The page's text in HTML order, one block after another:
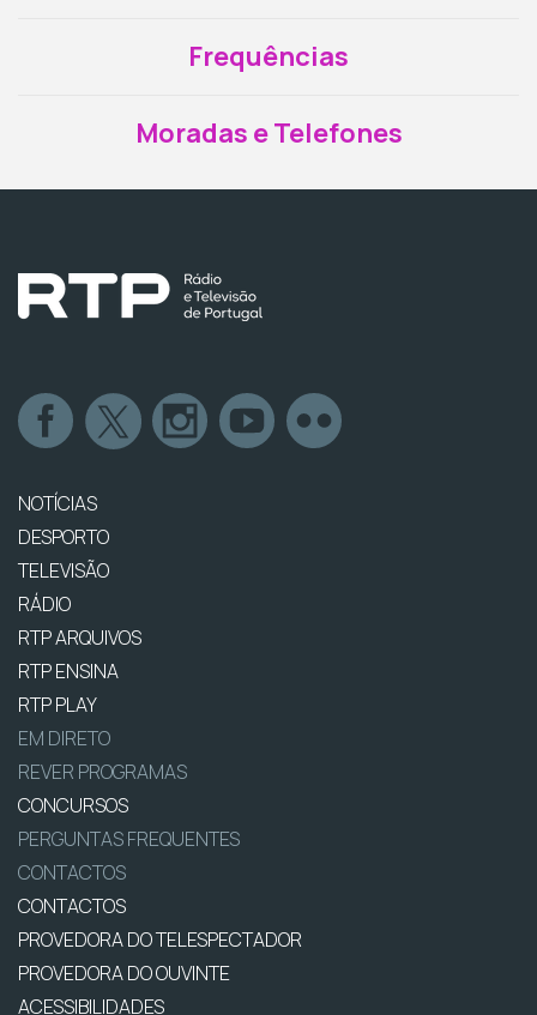
Frequências
Moradas e Telefones
NOTÍCIAS
DESPORTO
TELEVISÃO
RÁDIO
RTP ARQUIVOS
RTP ENSINA
RTP PLAY
EM DIRETO
REVER PROGRAMAS
CONCURSOS
PERGUNTAS FREQUENTES
CONTACTOS
CONTACTOS
PROVEDORA DO TELESPECTADOR
PROVEDORA DO OUVINTE
ACESSIBILIDADES